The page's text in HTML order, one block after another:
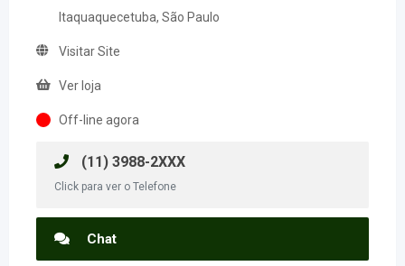
Itaquaquecetuba, São Paulo
Visitar Site
Ver loja
Off-line agora
(11) 3988-2XXX
Click para ver o Telefone
Chat